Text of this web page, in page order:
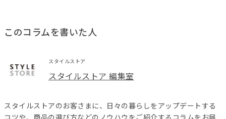
このコラムを書いた人
スタイルストア
スタイルストア 編集室
スタイルストアのお客さまに、日々の暮らしをアップデートする
コツや、商品の選び方などのノウハウをご紹介するコラムをお届